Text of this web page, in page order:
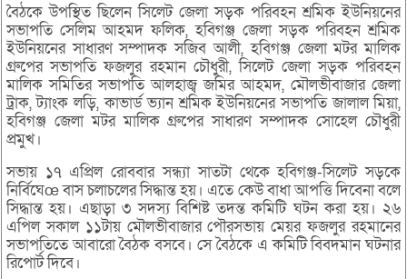
বৈঠকে উপস্থিত ছিলেন সিলেট জেলা সড়ক পরিবহন শ্রমিক ইউনিয়নের
সভাপতি সেলিম আহমদ ফলিক, হবিগঞ্জ জেলা সড়ক পরিবহন শ্রমিক
ইউনিয়নের সাধারণ সম্পাদক সজিব আলী, হবিগঞ্জ জেলা মটর মালিক
গ্রুপের সভাপতি ফজলুর রহমান চৌধুরী, সিলেট জেলা সড়ক পরিবহন
মালিক সমিতির সভাপতি আলহাজ্ব জমির আহমদ, মৌলভীবাজার জেলা
ট্রাক, ট্যাংক লড়ি, কাভার্ড ভ্যান শ্রমিক ইউনিয়নের সভাপতি জালাল মিয়া,
হবিগঞ্জ জেলা মটর মালিক গ্রুপের সাধারণ সম্পাদক সোহেল চৌধুরী
প্রমুখ।
সভায় ১৭ এপ্রিল রোববার সন্ধ্যা সাতটা থেকে হবিগঞ্জ-সিলেট সড়কে
নির্বিঘেœ বাস চলাচলের সিদ্ধান্ত হয়। এতে কেউ বাধা আপত্তি দিবেনা বলে
সিদ্ধান্ত হয়। এছাড়া ৩ সদস্য বিশিষ্ট তদন্ত কমিটি ঘটন করা হয়। ২৬
এপিল সকাল ১১টায় মৌলভীবাজার পৌরসভায় মেয়র ফজলুর রহমানের
সভাপতিতে আবারো বৈঠক বসবে। সে বৈঠকে এ কমিটি বিবদমান ঘটনার
রিপোর্ট দিবে।